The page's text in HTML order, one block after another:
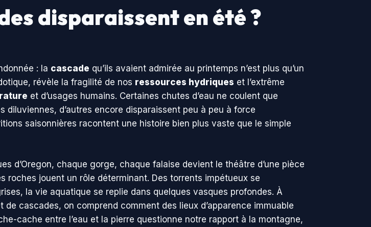
disparaissent en été ?
: la cascade qu’ils avaient admirée au printemps n’est plus qu’un
révèle la fragilité de nos ressources hydriques et l’extrême
et d’usages humains. Certaines chutes d’eau ne coulent que
diluviennes, d’autres encore disparaissent peu à peu à force
saisonnières racontent une histoire bien plus vaste que le simple
d’Oregon, chaque gorge, chaque falaise devient le théâtre d’une pièce
roches jouent un rôle déterminant. Des torrents impétueux se
la vie aquatique se replie dans quelques vasques profondes. À
cascades, on comprend comment des lieux d’apparence immuable
cache entre l’eau et la pierre questionne notre rapport à la montagne,